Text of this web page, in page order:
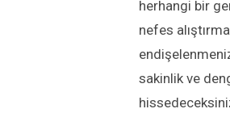
herhangi bir
nefes
sakinlik ve